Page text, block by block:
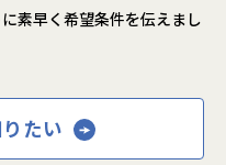
素早く希望条件を伝えまし
たい